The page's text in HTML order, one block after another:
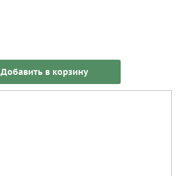
Добавить в корзину